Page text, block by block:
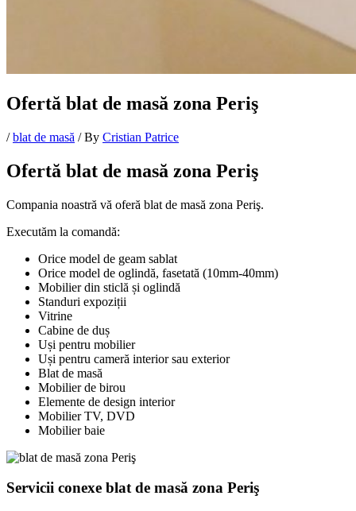
Ofertă blat de masă zona Periş
/blat de masă / By Cristian Patrice
Ofertă blat de masă zona Periş
Compania noastră vă oferă blat de masă zona Periş.
Executăm la comandă:
Orice model de geam sablat
Orice model de oglindă, fasetată (10mm-40mm)
Mobilier din sticlă și oglindă
Standuri expoziții
Vitrine
Cabine de duș
Uși pentru mobilier
Uși pentru cameră interior sau exterior
Blat de masă
Mobilier de birou
Elemente de design interior
Mobilier TV, DVD
Mobilier baie
Servicii conexe blat de masă zona Periş